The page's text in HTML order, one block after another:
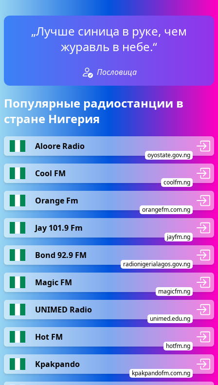
„Лучше синица в руке, чем
журавль в небе.“
Пословица
Популярные радиостанции в
стране Нигерия
Aloore Radio
oyostate.gov.ng
Cool FM
coolfm.ng
Orange Fm
orangefm.com.ng
Jay 101.9 Fm
jayfm.ng
Bond 92.9 FM
radionigerialagos.gov.ng
Magic FM
magicfm.ng
UNIMED Radio
unimed.edu.ng
Hot FM
hotfm.ng
Kpakpando
kpakpandofm.com.ng